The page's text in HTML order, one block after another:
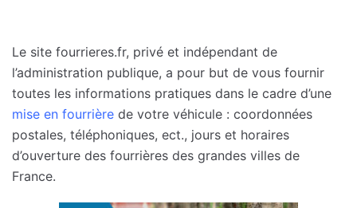
Le site fourrieres.fr, privé et indépendant de
l’administration publique, a pour but de vous fournir
toutes les informations pratiques dans le cadre d’une
mise en fourrière de votre véhicule : coordonnées
postales, téléphoniques, ect., jours et horaires
d’ouverture des fourrières des grandes villes de
France.